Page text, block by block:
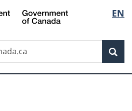
Passer
au
principal
Passer
à
Au
du
Passer
à
version
simplifiée
de
la
EN